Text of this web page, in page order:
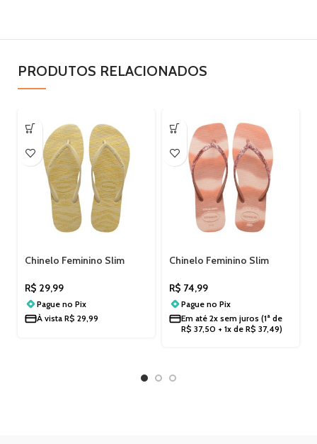
PRODUTOS RELACIONADOS
Chinelo Feminino Slim
4147852AD
R$ 29,99
Pague no Pix
À vista R$ 29,99
Chinelo Feminino Slim
4149417
R$ 74,99
Pague no Pix
Em até 2x sem juros (1ª de
R$ 37,50 + 1x de R$ 37,49)